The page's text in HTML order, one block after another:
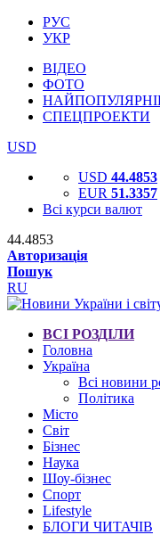
РУС
УКР
ВІДЕО
ФОТО
СПЕЦПРОЕКТИ
USD
USD 44.4853
EUR 51.3357
Всі курси валют
44.4853
Авторизація
Пошук
RU
ВСІ РОЗДІЛИ
Головна
Україна
Всі новини
Політика
Місто
Світ
Бізнес
Наука
Шоу-бізнес
Спорт
Lifestyle
БЛОГИ ЧИТАЧІВ